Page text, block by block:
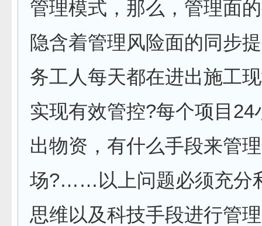
管理模式，那么，管理面
隐含着管理风险面的同步
务工人每天都在进出施工
实现有效管控?每个项目24
出物资，有什么手段来管
场?……以上问题必须充分
思维以及科技手段进行管